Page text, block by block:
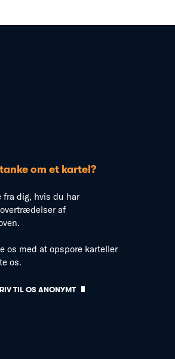
om et kartel?
fra dig, hvis du har
af
os med at opspore karteller
os.
TIL OS ANONYMT